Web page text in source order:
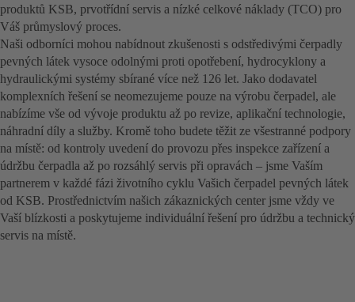
produktů KSB, prvotřídní servis a nízké celkové náklady (TCO) pro
Váš průmyslový proces.
Naši odborníci mohou nabídnout zkušenosti s odstředivými čerpadly
pevných látek vysoce odolnými proti opotřebení, hydrocyklony a
hydraulickými systémy sbírané více než 126 let. Jako dodavatel
komplexních řešení se neomezujeme pouze na výrobu čerpadel, ale
nabízíme vše od vývoje produktu až po revize, aplikační technologie,
náhradní díly a služby. Kromě toho budete těžit ze všestranné podpory
na místě: od kontroly uvedení do provozu přes inspekce zařízení a
údržbu čerpadla až po rozsáhlý servis při opravách – jsme Vaším
partnerem v každé fázi životního cyklu Vašich čerpadel pevných látek
od KSB. Prostřednictvím našich zákaznických center jsme vždy ve
Vaší blízkosti a poskytujeme individuální řešení pro údržbu a technický
servis na místě.